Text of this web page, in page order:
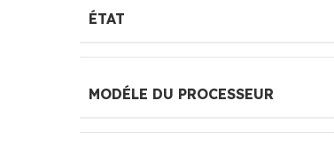
ÉTAT
MODÉLE DU PROCESSEUR